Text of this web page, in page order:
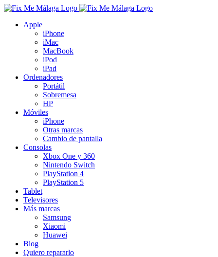
Saltar
contenidoApple
iPhone
iMac
MacBook
iPod
iPad
Ordenadores
Portátil
Sobremesa
HP
Móviles
iPhone
Otras marcas
Cambio de pantalla
Consolas
Xbox One y 360
Nintendo Switch
PlayStation 4
PlayStation 5
Tablet
Televisores
Más marcas
Samsung
Xiaomi
Huawei
Blog
Quiero repararlo